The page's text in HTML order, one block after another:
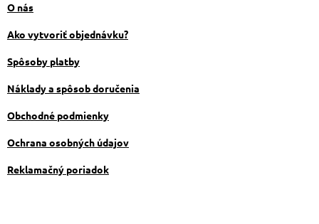
O nás
Ako vytvoriť objednávku?
Spôsoby platby
Náklady a spôsob doručenia
Obchodné podmienky
Ochrana osobných údajov
Reklamačný poriadok